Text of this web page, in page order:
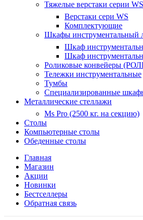
Тяжелые верстаки серии WS
Верстаки сери WS
Комплектующие
Шкафы инструментальный
Шкаф
Шкаф
Роликовые конвейеры
Тележки инструментальные
Тумбы
Специализированные
Металлические стеллажи
Ms Pro (2500 кг. на секцию)
Столы
Компьютерные столы
Обеденные столы
Главная
Магазин
Акции
Новинки
Бестселлеры
Обратная связь